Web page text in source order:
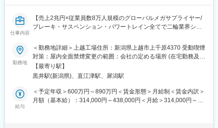
戦しやすい組織風土があり、海外勤務を経験できる環境です。ま
た、4社統合によるシナジーを活かし、他の生産技術部との技術交
流を行っており、常に最先端技術の開発に触れる機会がありま
す。趣味用途から生活に密着したバイクまで、幅広いエンドユー
を持って業務に取り組めます。
■組織風土について：
配属組織は若手社員も多く、チームで業務を進める機会が多いた
やすい風土があり、若いうちから重要な業務を任せてもらえるた
め、やりがいを感じやすい環境です。先輩社員による指導体制も
仕事内容
【売上2兆円×従業員数8万人規模のグローバルメガサプライヤー/
ブレーキ・サスペンション・パワートレイン全てで二輪業界シェ
完成車メーカーと同じ目線になって開発に携われる/就業環境◎平
均勤続年数18.5年】
■業務内容：
◎具体的な業務例
・2輪車用ブレーキ製品の化成領域における、工程設計、生産設備
立上げ、化成要素開発業務
勤務地
＜勤務地詳細＞上越工場住所：新潟県上越市上千原4370 受動喫煙
対策：屋内全面禁煙変更の範囲：会社の定める場所 (在宅勤務及び
サテライトオフィス勤務制度に定める就業場所を含む)
【最寄り駅】
黒井駅(新潟県)、直江津駅、犀潟駅
給与
＜予定年収＞600万円～890万円＜賃金形態＞月給制＜賃金内訳＞
月額（基本給）：314,000円～438,000円＜月給＞314,000円～